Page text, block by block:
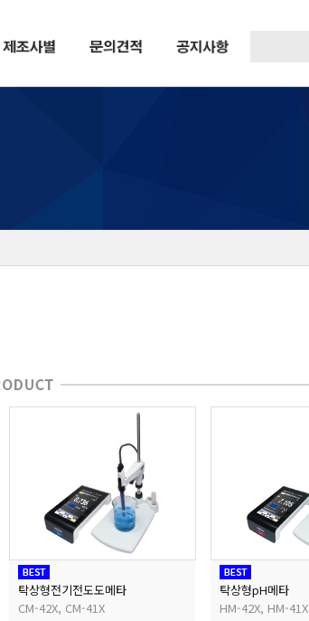
탁상형전기전도도메타
CM-42X, CM-41X
탁상형pH메타
HM-42X, HM-41X